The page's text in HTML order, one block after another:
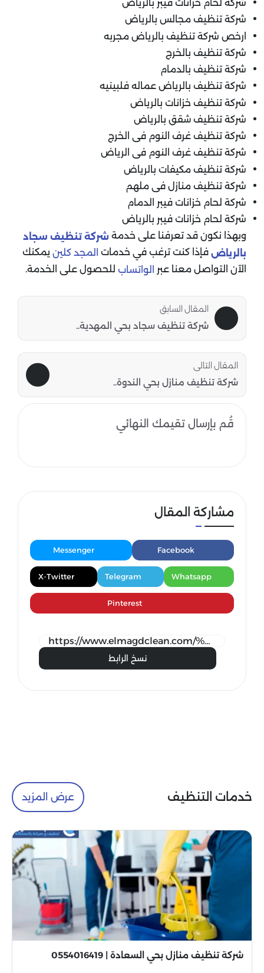
شركة لحام خزانات فيبر بالرياض
شركة تنظيف مجالس بالرياض
ارخص شركة تنظيف بالرياض مجربه
شركة تنظيف بالخرج
شركة تنظيف بالدمام
شركة تنظيف بالرياض عماله فلبينيه
شركة تنظيف خزانات بالرياض
شركة تنظيف شقق بالرياض
شركة تنظيف غرف النوم فى الخرج
شركة تنظيف غرف النوم فى الرياض
شركة تنظيف مكيفات بالرياض
شركة تنظيف منازل فى ملهم
شركة لحام خزانات فيبر الدمام
شركة لحام خزانات فيبر بالرياض
وبهذا نكون قد تعرفنا على خدمة شركة تنظيف سجاد
بالرياض فإذا كنت ترغب في خدمات المجد كلين يمكنك
الآن التواصل معنا عبر
الواتساب للحصول على الخدمة.
المقال السابق
شركة تنظيف سجاد بحي المهدية..
المقال التالى
شركة تنظيف منازل بحي الندوة..
قُم بإرسال تقيمك النهائي
مشاركة المقال
Facebook
Messenger
Whatsapp
Telegram
X-Twitter
Pinterest
نسخ الرابط
خدمات التنظيف عرض المزيد
شركة تنظيف منازل بحي السعادة | 0554016419